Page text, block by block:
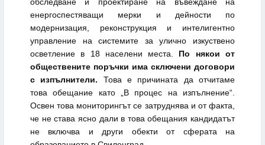
обследване и проектиране на въвеждане на
енергоспестяващи мерки и дейности по
модернизация, реконструкция и интелигентно
управление на системите за улично изкуствено
осветление в 18 населени места.
По някои от
обществените поръчки има сключени договори
с изпълнители. Това е причината да отчитаме
това обещание като „В процес на изпълнение“.
Освен това мониторингът се затруднява и от факта,
че не става ясно дали в това обещания кандидатът
не включва и други обекти от сферата на